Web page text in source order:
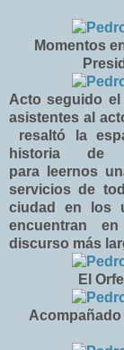
Momentos
Acto seguido
asistentes al
resaltó la
historia de
para leernos
servicios de
ciudad en los
encuentran
discurso más
El
Acompañado